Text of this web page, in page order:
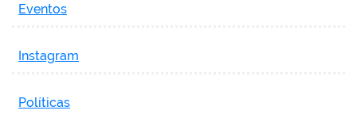
Eventos
Instagram
Políticas